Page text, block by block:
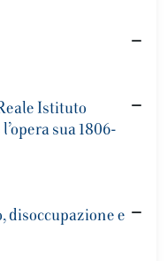
Istituto
sua 1806-
disoccupazione e